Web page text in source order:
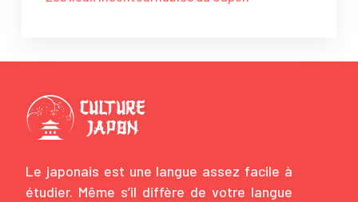
Le japonais est une langue assez facile à
étudier. Même s’il diffère de votre langue